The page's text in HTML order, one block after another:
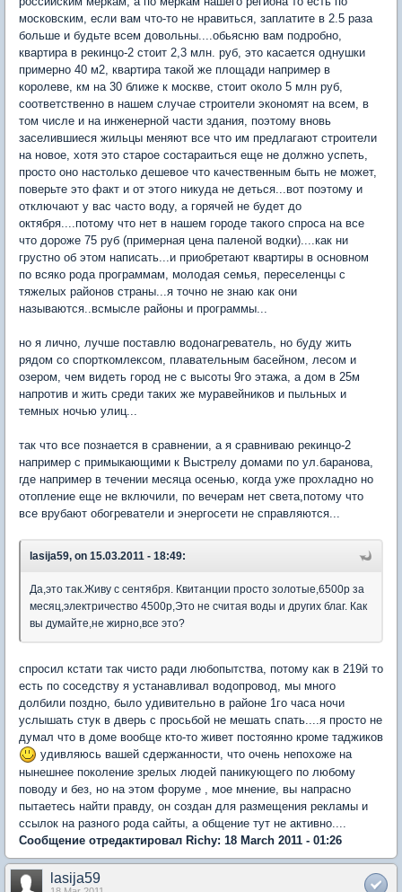
московским, если вам что-то не нравиться, заплатите в 2.5 раза
больше и будьте всем довольны....обьясню вам подробно,
квартира в рекинцо-2 стоит 2,3 млн. руб, это касается однушки
примерно 40 м2, квартира такой же площади например в
королеве, км на 30 ближе к москве, стоит около 5 млн руб,
соответственно в нашем случае строители экономят на всем, в
том числе и на инженерной части здания, поэтому вновь
заселившиеся жильцы меняют все что им предлагают строители
на новое, хотя это старое состараиться еще не должно успеть,
просто оно настолько дешевое что качественным быть не может,
поверьте это факт и от этого никуда не деться...вот поэтому и
отключают у вас часто воду, а горячей не будет до
октября....потому что нет в нашем городе такого спроса на все
что дороже 75 руб (примерная цена паленой водки)....как ни
грустно об этом написать...и приобретают квартиры в основном
по всяко рода программам, молодая семья, переселенцы с
тяжелых районов страны...я точно не знаю как они
называются..всмысле районы и программы...
но я лично, лучше поставлю водонагреватель, но буду жить
рядом со спорткомлексом, плавательным басейном, лесом и
озером, чем видеть город не с высоты 9го этажа, а дом в 25м
напротив и жить среди таких же муравейников и пыльных и
темных ночью улиц...
так что все познается в сравнении, а я сравниваю рекинцо-2
например с примыкающими к Выстрелу домами по ул.баранова,
где например в течении месяца осенью, когда уже прохладно но
отопление еще не включили, по вечерам нет света,потому что
все врубают обогреватели и энергосети не справляются...
lasija59, on 15.03.2011 - 18:49:
Да,это так.Живу с сентября. Квитанции просто золотые,6500р за
месяц,электричество 4500р,Это не считая воды и других благ. Как
вы думайте,не жирно,все это?
спросил кстати так чисто ради любопытства, потому как в 219й то
есть по соседству я устанавливал водопровод, мы много
долбили поздно, было удивительно в районе 1го часа ночи
услышать стук в дверь с просьбой не мешать спать....я просто не
думал что в доме вообще кто-то живет постоянно кроме таджиков
удивляюсь вашей сдержанности, что очень непохоже на
нынешнее поколение зрелых людей паникующего по любому
поводу и без, но на этом форуме , мое мнение, вы напрасно
пытаетесь найти правду, он создан для размещения рекламы и
ссылок на разного рода сайты, а общение тут не активно....
Сообщение отредактировал Richy: 18 March 2011 - 01:26
lasija59